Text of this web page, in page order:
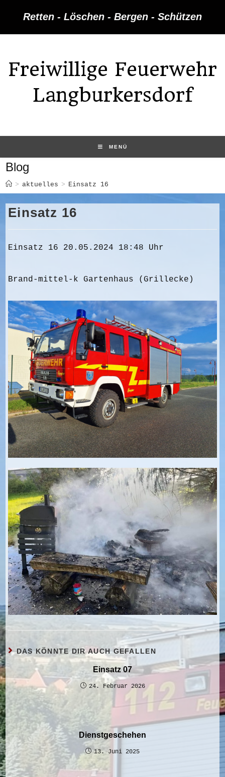
Retten - Löschen - Bergen - Schützen
Freiwillige Feuerwehr
Langburkersdorf
MENÜ
Blog
> aktuelles > Einsatz 16
Einsatz 16
Einsatz 16 20.05.2024 18:48 Uhr
Brand-mittel-k Gartenhaus (Grillecke)
DAS KÖNNTE DIR AUCH GEFALLEN
Einsatz 07
24. Februar 2026
Dienstgeschehen
13. Juni 2025